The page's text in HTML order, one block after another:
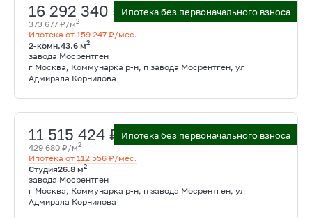
Ипотека без первоначального взноса
16 292 340 ₽
373 677 ₽/м2
Ипотека от 159 247 ₽/мес.
2-комн.43.6 м2
завода Мосрентген
г Москва, Коммунарка р-н, п завода Мосрентген, ул
Адмирала Корнилова
Ипотека без первоначального взноса
11 515 424 ₽
429 680 ₽/м2
Ипотека от 112 556 ₽/мес.
Студия26.8 м2
завода Мосрентген
г Москва, Коммунарка р-н, п завода Мосрентген, ул
Адмирала Корнилова